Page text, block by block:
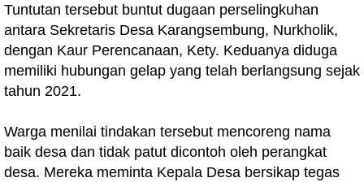
Tuntutan tersebut buntut dugaan perselingkuhan
antara Sekretaris Desa Karangsembung, Nurkholik,
dengan Kaur Perencanaan, Kety. Keduanya diduga
memiliki hubungan gelap yang telah berlangsung sejak
tahun 2021.
Warga menilai tindakan tersebut mencoreng nama
baik desa dan tidak patut dicontoh oleh perangkat
desa. Mereka meminta Kepala Desa bersikap tegas